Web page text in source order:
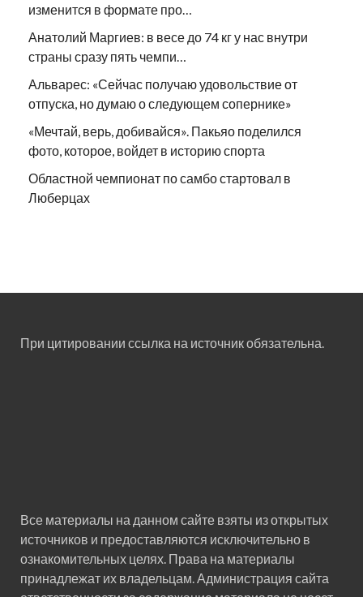
изменится в формате про…
Анатолий Маргиев: в весе до 74 кг у нас внутри
страны сразу пять чемпи…
Альварес: «Сейчас получаю удовольствие от
отпуска, но думаю о следующем сопернике»
«Мечтай, верь, добивайся». Пакьяо поделился
фото, которое, войдет в историю спорта
Областной чемпионат по самбо стартовал в
Люберцах
При цитировании ссылка на источник обязательна.
Все материалы на данном сайте взяты из открытых
источников и предоставляются исключительно в
ознакомительных целях. Права на материалы
принадлежат их владельцам. Администрация сайта